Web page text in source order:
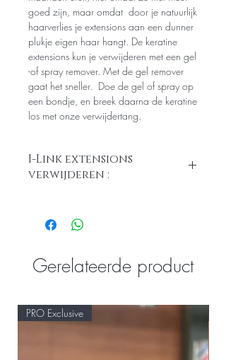
goed zijn, maar omdat door je natuurlijk
haarverlies je extensions aan een dunner
plukje eigen haar hangt. De keratine
extensions kun je verwijderen met een gel
-of spray remover. Met de gel remover
gaat het sneller. Doe de gel of spray op
een bondje, en breek daarna de keratine
los met onze verwijdertang.
I-Link extensions
verwijderen :
dwars openknijpen.
Gerelateerde product
PRO Exclusive